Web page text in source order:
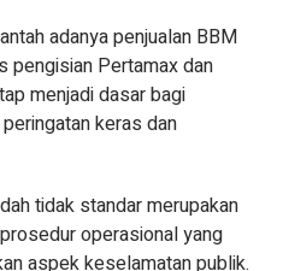
adanya penjualan BBM
pengisian Pertamax dan
menjadi dasar bagi
keras dan
tidak standar merupakan
operasional yang
aspek keselamatan publik.